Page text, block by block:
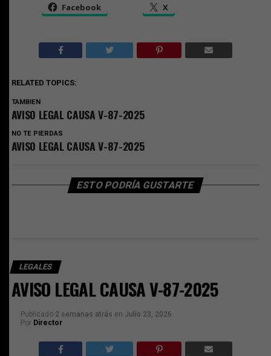
Facebook X
RELATED TOPICS:
TAMBIEN
AVISO LEGAL CAUSA V-87-2025
NO TE PIERDAS
AVISO LEGAL CAUSA V-87-2025
ESTO PODRÍA GUSTARTE
LEGALES
AVISO LEGAL CAUSA V-87-2025
Publicado 2 semanas atrás en Julio 23, 2026
Por Director